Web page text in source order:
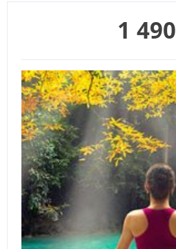
1 490